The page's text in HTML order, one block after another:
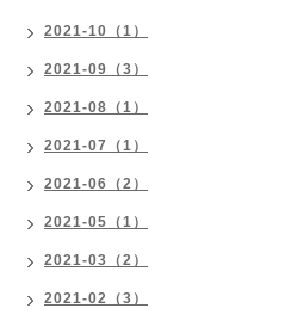
2021-10（1）
2021-09（3）
2021-08（1）
2021-07（1）
2021-06（2）
2021-05（1）
2021-03（2）
2021-02（3）